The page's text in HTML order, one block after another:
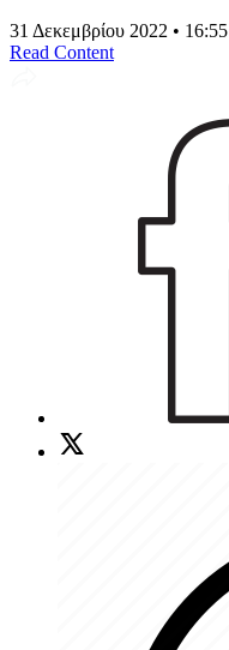
31 Δεκεμβρίου 2022 • 16:55
Read Content